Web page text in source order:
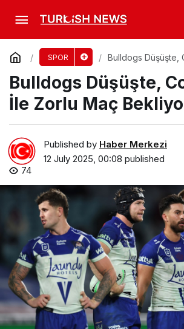
SPOR
Bulldogs Düşüşte,
Bulldogs Düşüşte,
İle Zorlu Maç
Published by Haber Merkezi
12 July 2025, 00:08 published
74
Kostecki, Ford ile
Etti!Comment